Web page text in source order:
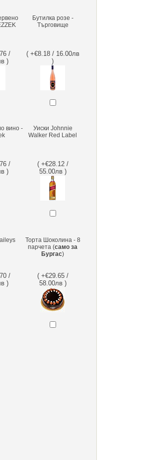
/
)
Бутилка розе -
Търговище
( +€8.18 / 16.00лв
)
вино -
/
)
Уиски Johnnie
Walker Red Label
( +€28.12 /
55.00лв )
/
)
Торта Шоколина - 8
парчета (само за
Бургас)
( +€29.65 /
58.00лв )